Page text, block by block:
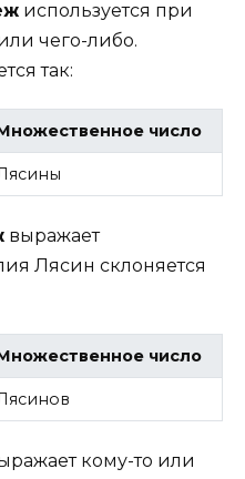
используется при
чего-либо.
так:
число
выражает
Лясин склоняется
число
кому-то или